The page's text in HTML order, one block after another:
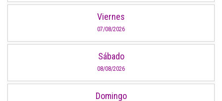
Viernes
07/08/2026
Sábado
08/08/2026
Domingo